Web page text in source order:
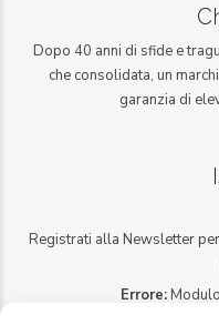
Dopo 40 anni di sfide e
che consolidata, un
garanzia di
Registrati alla Newsletter
Errore: